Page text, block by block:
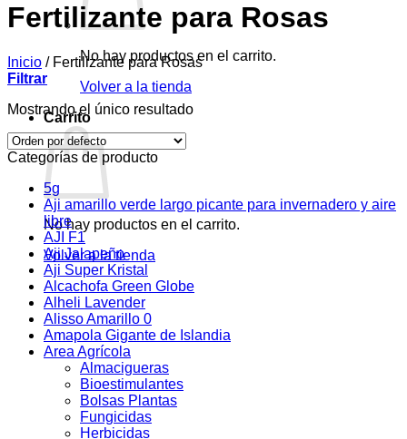
No hay productos en el carrito.
Volver a la tienda
Carrito
No hay productos en el carrito.
Volver a la tienda
Fertilizante para Rosas
Inicio /Fertilizante para Rosas
Filtrar
Mostrando el único resultado
Categorías de producto
5g
Aji amarillo verde largo picante para invernadero y aire
libre
AJI F1
Aji Jalapeño
Aji Super Kristal
Alcachofa Green Globe
Alheli Lavender
Alisso Amarillo 0
Amapola Gigante de Islandia
Area Agrícola
Almacigueras
Bioestimulantes
Bolsas Plantas
Fungicidas
Herbicidas